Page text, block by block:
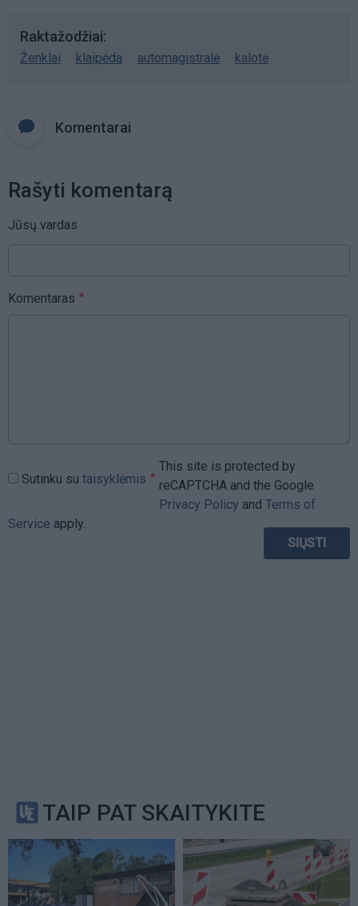
Raktažodžiai
Ženklai klaipėda automagistralė kalotė
Komentarai
Rašyti komentarą
Jūsų vardas
Komentaras
Sutinku su taisyklėmis
This site is protected by
reCAPTCHA and the Google
Privacy Policy and Terms of
Service apply.
TAIP PAT SKAITYKITE